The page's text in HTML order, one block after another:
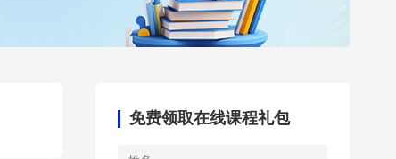
免费领取在线课程礼包